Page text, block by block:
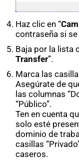
Haz clic en “
contraseña si
Baja por la lista
Transfer”.
Marca las
Asegúrate de
las columnas
“Público”.
Ten en cuenta
solo esté
dominio de
casillas
caseros.